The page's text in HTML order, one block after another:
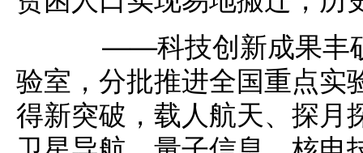
——科技创新成果丰硕
验室，分批推进全国重点实
得新突破，载人航天、探月